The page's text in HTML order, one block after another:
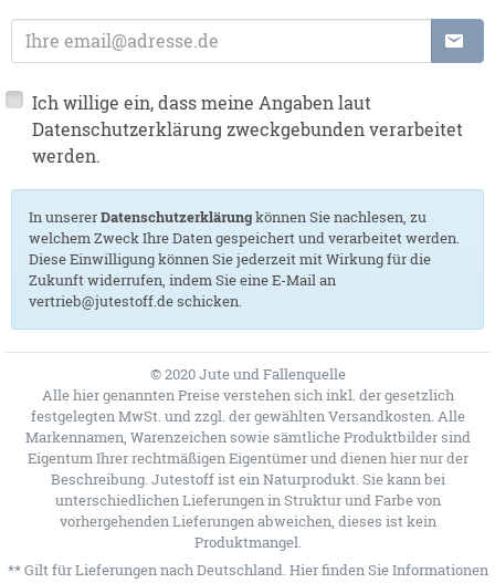
E-Mailadresse
Ich willige ein, dass meine Angaben laut
Datenschutzerklärung zweckgebunden verarbeitet
werden.
In unsererDatenschutzerklärungkönnen Sie nachlesen, zu
welchem Zweck Ihre Daten gespeichert und verarbeitet werden.
Diese Einwilligung können Sie jederzeit mit Wirkung für die
Zukunft widerrufen, indem Sie eine E-Mail an
vertrieb@jutestoff.de schicken.
© 2020 Jute und Fallenquelle
Alle hier genannten Preise verstehen sich inkl. der gesetzlich
festgelegten MwSt. und zzgl. der gewählten Versandkosten. Alle
Markennamen, Warenzeichen sowie sämtliche Produktbilder sind
Eigentum Ihrer rechtmäßigen Eigentümer und dienen hier nur der
Beschreibung. Jutestoff ist ein Naturprodukt. Sie kann bei
unterschiedlichen Lieferungen in Struktur und Farbe von
vorhergehenden Lieferungen abweichen, dieses ist kein
Produktmangel.
** Gilt für Lieferungen nach Deutschland. Hierfinden Sie Informationen